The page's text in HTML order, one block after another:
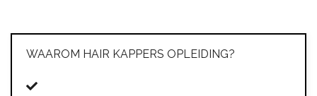
WAAROM HAIR KAPPERS OPLEIDING?